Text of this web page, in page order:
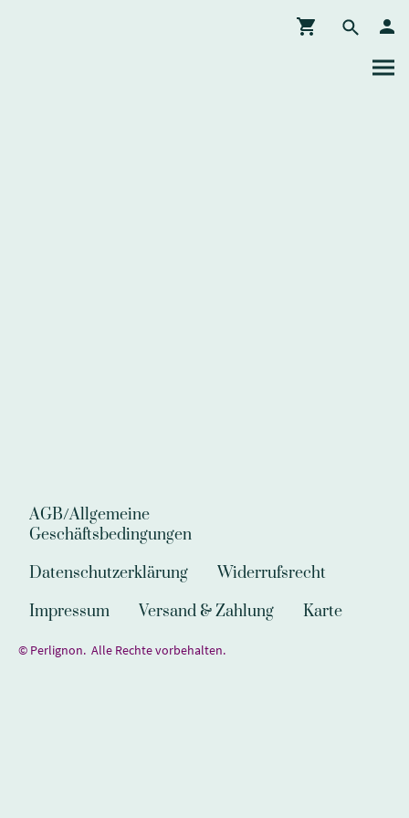
AGB/Allgemeine
Geschäftsbedingungen
Datenschutzerklärung
Widerrufsrecht
Impressum
Versand & Zahlung Karte
© Perlignon. Alle Rechte vorbehalten.